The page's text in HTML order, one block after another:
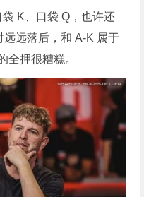
K、口袋 Q，也许还
远落后，和 A-K 属于
全押很糟糕。